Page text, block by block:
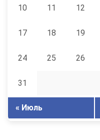
10 11 12
17 18 19
24 25 26
31
« Июль